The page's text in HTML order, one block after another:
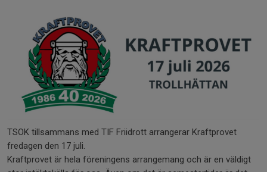
TSOK tillsammans med TIF Friidrott arrangerar Kraftprovet
fredagen den 17 juli.
Kraftprovet är hela föreningens arrangemang och är en väldigt